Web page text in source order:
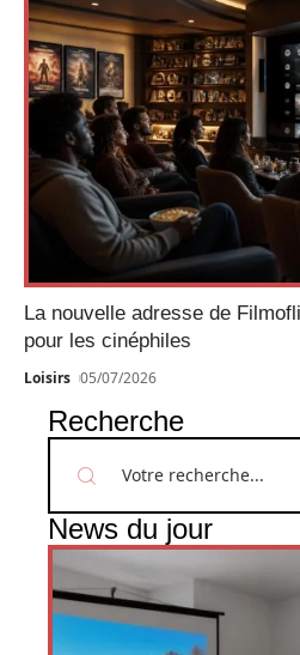
La nouvelle adresse de
pour les cinéphiles
Loisirs 05/07/2026
Recherche
News du jour